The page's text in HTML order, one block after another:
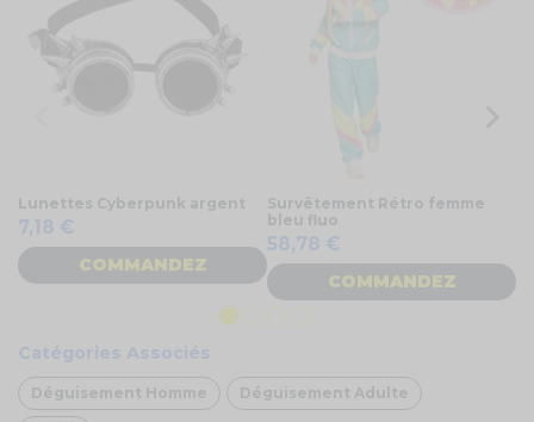
Lunettes Cyberpunk argent
7,18 €
COMMANDEZ
Survêtement Rétro femme
bleu fluo
58,78 €
COMMANDEZ
Catégories Associés
Déguisement Homme Déguisement Adulte